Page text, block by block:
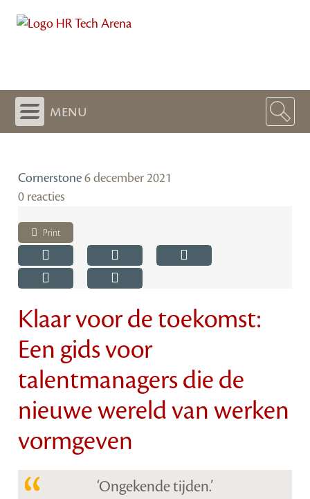
menu
Cornerstone6 december 2021
0 reacties
Print
Klaar voor de toekomst:
Een gids voor
talentmanagers die de
nieuwe wereld van werken
vormgeven
‘Ongekende tijden.’